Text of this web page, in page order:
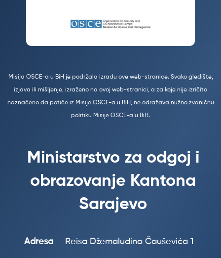
Misija OSCE-a u BiH je podržala izradu ove web-stranice. Svako gledište,
izjava ili mišljenje, izraženo na ovoj web-stranici, a za koje nije izričito
naznačeno da potiče iz Misije OSCE-a u BiH, ne odražava nužno zvaničnu
politiku Misije OSCE-a u BiH.
Ministarstvo za odgoj i
obrazovanje Kantona
Sarajevo
Adresa Reisa Džemaludina Čauševića 1